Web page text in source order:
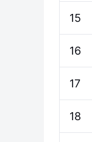
15
16
17
18